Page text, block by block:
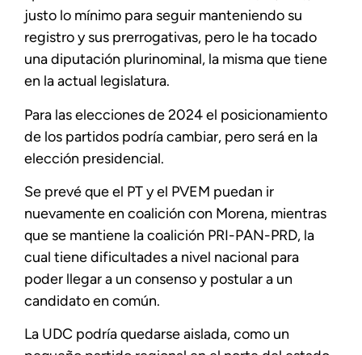
justo lo mínimo para seguir manteniendo su
registro y sus prerrogativas, pero le ha tocado
una diputación plurinominal, la misma que tiene
en la actual legislatura.
Para las elecciones de 2024 el posicionamiento
de los partidos podría cambiar, pero será en la
elección presidencial.
Se prevé que el PT y el PVEM puedan ir
nuevamente en coalición con Morena, mientras
que se mantiene la coalición PRI-PAN-PRD, la
cual tiene dificultades a nivel nacional para
poder llegar a un consenso y postular a un
candidato en común.
La UDC podría quedarse aislada, como un